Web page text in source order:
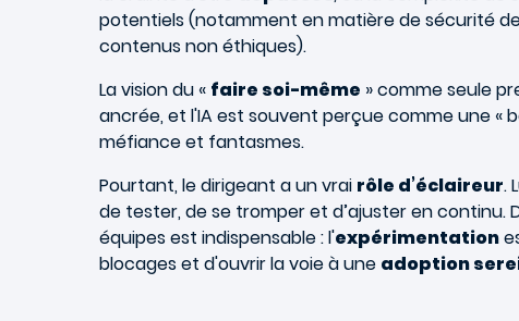
potentiels (notamment en matière de sécurité
contenus non éthiques).
La vision du « faire soi-même » comme seule
ancrée, et l'IA est souvent perçue comme une «
méfiance et fantasmes.
Pourtant, le dirigeant a un vrai rôle d’éclaireur.
de tester, de se tromper et d’ajuster en continu.
équipes est indispensable : l'expérimentation
blocages et d'ouvrir la voie à une adoption